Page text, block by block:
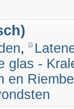
,
glas -
en